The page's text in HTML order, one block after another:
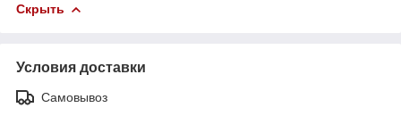
Скрыть
Условия доставки
Самовывоз